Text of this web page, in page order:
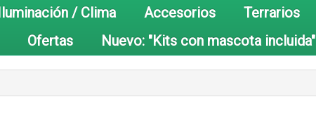
/ Clima Accesorios
Terrarios
Ofertas Nuevo: "Kits con mascota incluida"